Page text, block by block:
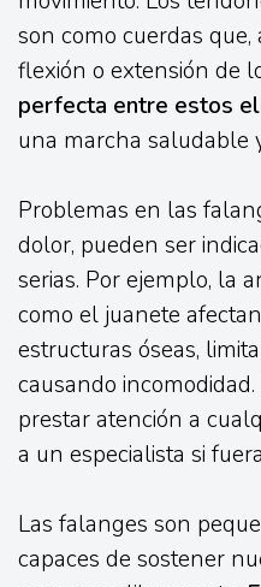
son como cuerdas
flexión o extensión de
perfecta entre estos
una marcha saludable
Problemas en las
dolor, pueden ser
serias. Por ejemplo, la
como el juanete
estructuras óseas,
causando
prestar atención a
a un especialista si
Las falanges son
capaces de sostener